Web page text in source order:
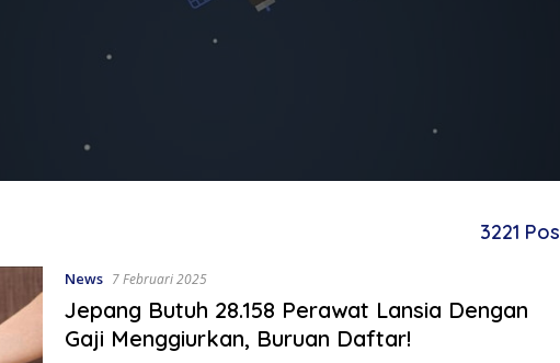
3221 Pos
News 7 Februari 2025
Jepang Butuh 28.158 Perawat Lansia Dengan
Gaji Menggiurkan, Buruan Daftar!